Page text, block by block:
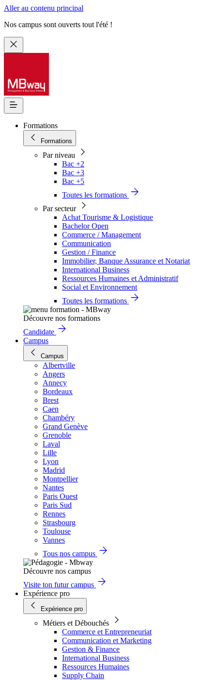
Aller au contenu principal
Nos campus sont ouverts tout l'été !
Formations
Formations
Par niveau
Bac +2
Bac +3
Bac +5
Toutes les formations
Par secteur
Achat Tourisme & Logistique
Bachelor Open
Commerce / Management
Communication
Gestion / Finance
Immobilier, Banque Assurance et Notariat
International Business
Ressources Humaines et Administratif
Social et Environnement
Toutes les formations
Découvre nos formations
Candidate
Campus
Campus
Albertville
Angers
Annecy
Bordeaux
Brest
Caen
Chambéry
Grand Genève
Grenoble
Laval
Lille
Lyon
Madrid
Montpellier
Nantes
Paris Ouest
Paris Sud
Rennes
Strasbourg
Toulouse
Vannes
Tous nos campus
Découvre nos campus
Visite ton futur campus
Expérience pro
Expérience pro
Métiers et Débouchés
Commerce et Entrepreneuriat
Communication et Marketing
Gestion & Finance
International Business
Ressources Humaines
Supply Chain